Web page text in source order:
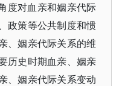
度对血亲和姻亲代际
政策等公共制度和惯
、姻亲代际关系的维
历史时期血亲、姻亲
、姻亲代际关系变动